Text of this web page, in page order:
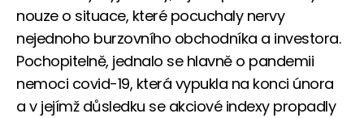
nouze o situace, které pocuchaly nervy
nejednoho burzovního obchodníka a investora.
Pochopitelně, jednalo se hlavně o pandemii
nemoci covid-19, která vypukla na konci února
a v jejímž důsledku se akciové indexy propadly